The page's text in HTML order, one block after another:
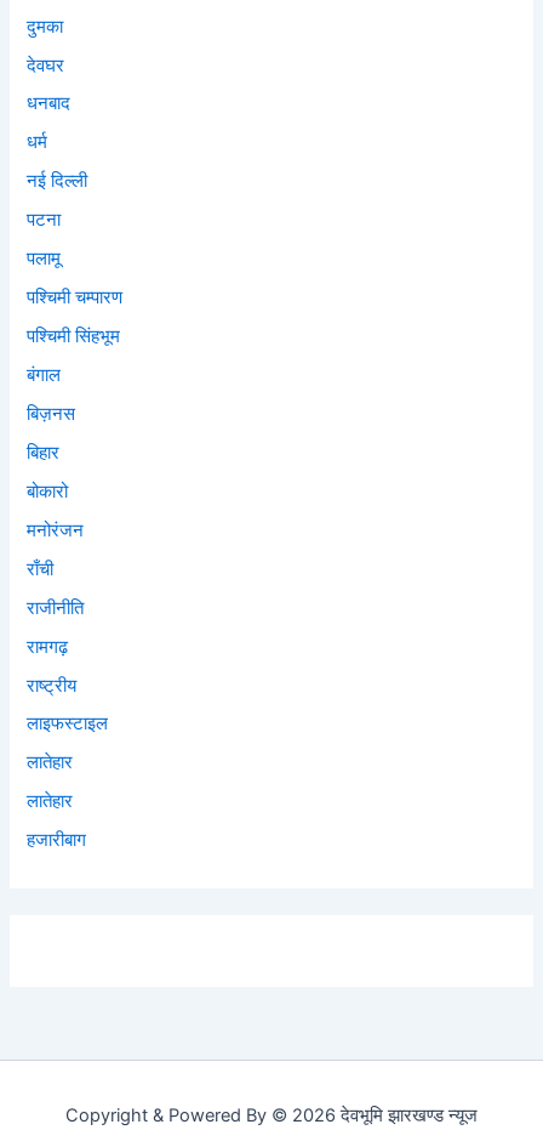
दुमका
देवघर
धनबाद
धर्म
नई दिल्ली
पटना
पलामू
पश्चिमी चम्पारण
पश्चिमी सिंहभूम
बंगाल
बिज़नस
बिहार
बोकारो
मनोरंजन
राँची
राजीनीति
रामगढ़
राष्ट्रीय
लाइफस्टाइल
लातेहार
लातेहार
हजारीबाग
Copyright & Powered By © 2026 देवभूमि झारखण्ड न्यूज